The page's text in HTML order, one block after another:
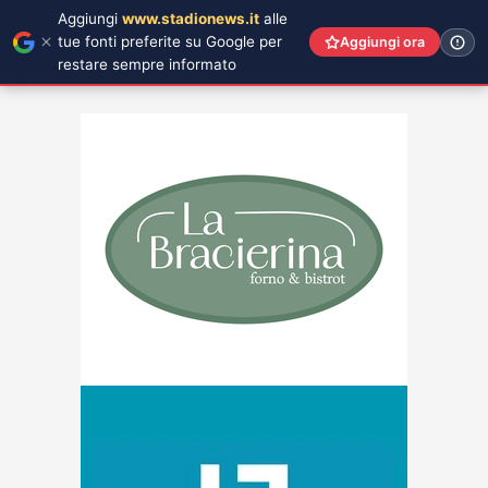
Aggiungi www.stadionews.it alle
tue fonti preferite su Google per
restare sempre informato
Aggiungi ora